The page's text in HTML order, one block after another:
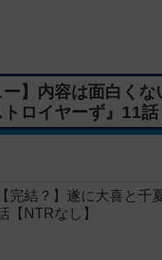
ー】内容は面白く
ロイヤーず』11話
【完結？】遂に大喜と
【NTRなし】